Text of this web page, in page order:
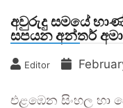
අවුරුදු සමයේ
සපයන අන්තර්
Editor
එළඹෙන සිංහල හා